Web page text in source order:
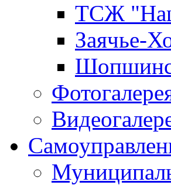
ТСЖ
Заячье-